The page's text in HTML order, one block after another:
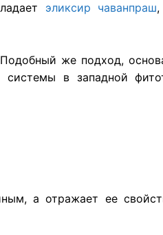
эликсир чаванпраш
же подход,
в западной
а отражает ее